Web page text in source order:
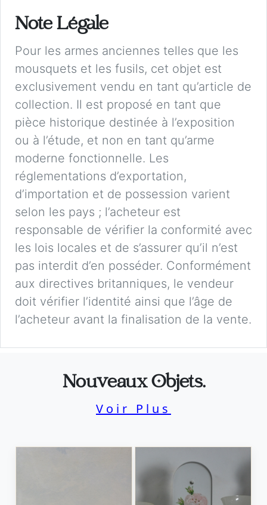
Note Légale
Pour les armes anciennes telles que les
mousquets et les fusils, cet objet est
exclusivement vendu en tant qu’article de
collection. Il est proposé en tant que
pièce historique destinée à l’exposition
ou à l’étude, et non en tant qu’arme
moderne fonctionnelle. Les
réglementations d’exportation,
d’importation et de possession varient
selon les pays ; l’acheteur est
responsable de vérifier la conformité avec
les lois locales et de s’assurer qu’il n’est
pas interdit d’en posséder. Conformément
aux directives britanniques, le vendeur
doit vérifier l’identité ainsi que l’âge de
l’acheteur avant la finalisation de la vente.
Nouveaux Objets.
Voir Plus